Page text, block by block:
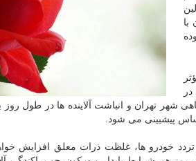
با
شهر تهران و انباشت آلاینده ها در طول
پیشبینی می شود.
تا بامداد چهارشنبه (۱۸ دی ماه) با آغاز تردد خودرو ها، غلظت ذرات